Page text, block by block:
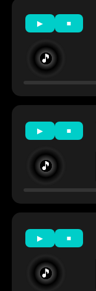
▶ ■
🎵
▶ ■
🎵
▶ ■
🎵